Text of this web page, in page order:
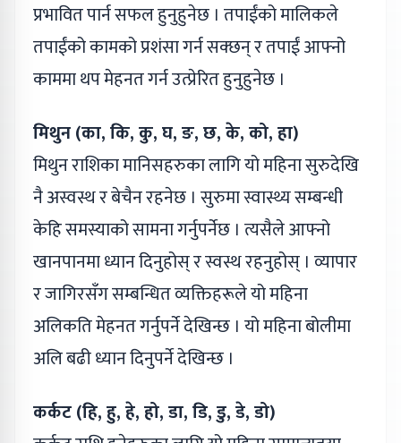
प्रभावित पार्न सफल हुनुहुनेछ । तपाईंको मालिकले
तपाईंको कामको प्रशंसा गर्न सक्छन् र तपाईं आफ्नो
काममा थप मेहनत गर्न उत्प्रेरित हुनुहुनेछ ।
मिथुन (का, कि, कु, घ, ङ, छ, के, को, हा)
मिथुन राशिका मानिसहरुका लागि यो महिना सुरुदेखि
नै अस्वस्थ र बेचैन रहनेछ । सुरुमा स्वास्थ्य सम्बन्धी
केहि समस्याको सामना गर्नुपर्नेछ । त्यसैले आफ्नो
खानपानमा ध्यान दिनुहोस् र स्वस्थ रहनुहोस् । व्यापार
र जागिरसँग सम्बन्धित व्यक्तिहरूले यो महिना
अलिकति मेहनत गर्नुपर्ने देखिन्छ । यो महिना बोलीमा
अलि बढी ध्यान दिनुपर्ने देखिन्छ ।
कर्कट (हि, हु, हे, हो, डा, डि, डु, डे, डो)